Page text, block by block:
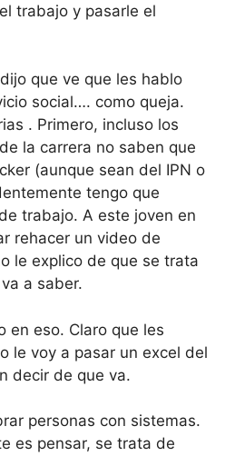
trabajo y pasarle el
que ve que les hablo
social…. como queja.
. Primero, incluso los
la carrera no saben que
(aunque sean del IPN o
tengo que
trabajo. A este joven en
rehacer un video de
le explico de que se trata
a saber.
en eso. Claro que les
le voy a pasar un excel del
decir de que va.
personas con sistemas.
es pensar, se trata de